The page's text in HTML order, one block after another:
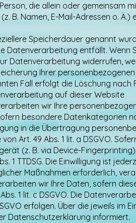
die allein oder gemeinsam
B. Namen, E-Mail-Adressen o. Ä.)
Speicherdauer genannt
Datenverarbeitung entfällt. Wenn
Datenverarbeitung widerrufen,
Ihrer
Fall erfolgt die Löschung nach
auf dieser Website
wir Ihre
besondere Datenkategorien
in die Übertragung
Art. 49 Abs. 1 lit. a DSGVO.
(z. B. via Device-
1 TTDSG. Die Einwilligung ist
Maßnahmen erforderlich,
wir Ihre Daten, sofern
1 lit. c DSGVO. Die
erfolgen. Über die jeweils im
Datenschutzerklärung informiert.